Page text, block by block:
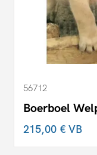
56712
Boerboel
215,00 €VB